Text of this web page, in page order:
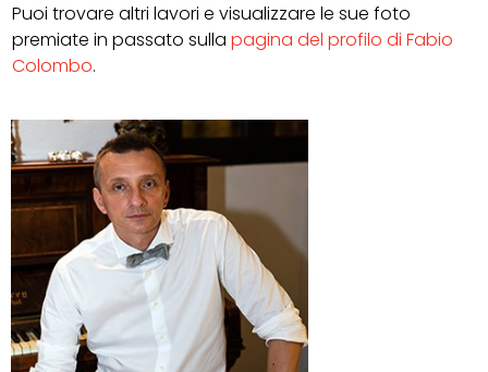
Puoi trovare altri lavori e visualizzare le sue foto
premiate in passato sulla pagina del profilo di Fabio
Colombo.